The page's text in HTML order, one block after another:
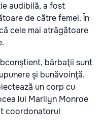
audibilă, a fost
de către femei. În
cele mai atrăgătoare
bărbaţii sunt
şi bunăvoinţă.
un corp cu
lui Marilyn Monroe
coordonatorul